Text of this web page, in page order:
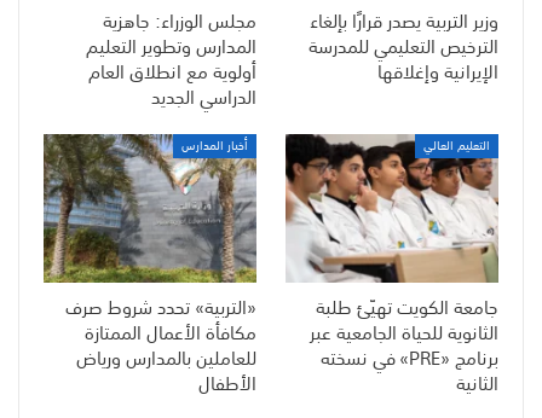
وزير التربية يصدر قرارًا بإلغاء
الترخيص التعليمي للمدرسة
الإيرانية وإغلاقها
مجلس الوزراء: جاهزية
المدارس وتطوير التعليم
أولوية مع انطلاق العام
الدراسي الجديد
التعليم العالي
جامعة الكويت تهيّئ طلبة
الثانوية للحياة الجامعية عبر
برنامج «PRE» في نسخته
الثانية
أخبار المدارس
«التربية» تحدد شروط صرف
مكافأة الأعمال الممتازة
للعاملين بالمدارس ورياض
الأطفال